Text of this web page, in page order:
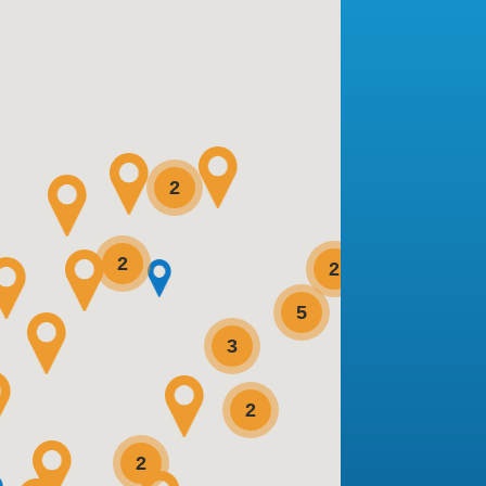
2
2
2
5
3
2
2